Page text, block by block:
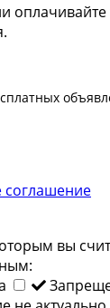
оплачивайте
соглашение
вы